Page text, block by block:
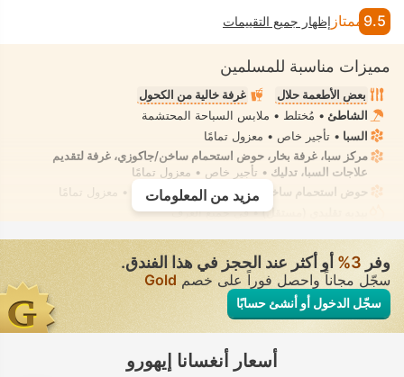
9.5 ممتاز إظهار جميع التقييمات
مميزات مناسبة للمسلمين
بعض الأطعمة حلال
غرفة خالية من الكحول
الشاطئ • مُختلط • ملابس السباحة المحتشمة
السبا • تأجير خاص • معزول تمامًا
مركز سبا، غرفة بخار، حوض استحمام ساخن/جاكوزي، غرفة لتقديم
علاجات السبا، تدليك • تأجير خاص • معزول تمامًا
حوض استحمام ساخن/جاكوزي
• في بعض الغرف • معزول تمامًا
بيديه تقليدي (مستقل)• في جميع الغرف
مزيد من المعلومات
وفر 3‏% أو أكثر عند الحجز في هذا الفندق.
سجّل مجاناً واحصل فوراً على خصم Gold
سجّل الدخول أو أنشئ حسابًا
أسعار أنغسانا إيهورو